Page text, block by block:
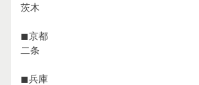
茨木
◼︎京都
二条
◼︎兵庫